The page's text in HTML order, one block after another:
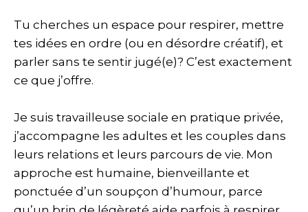
Tu cherches un espace pour respirer, mettre
tes idées en ordre (ou en désordre créatif), et
parler sans te sentir jugé(e)? C’est exactement
ce que j’offre.
Je suis travailleuse sociale en pratique privée,
j’accompagne les adultes et les couples dans
leurs relations et leurs parcours de vie. Mon
approche est humaine, bienveillante et
ponctuée d’un soupçon d’humour, parce